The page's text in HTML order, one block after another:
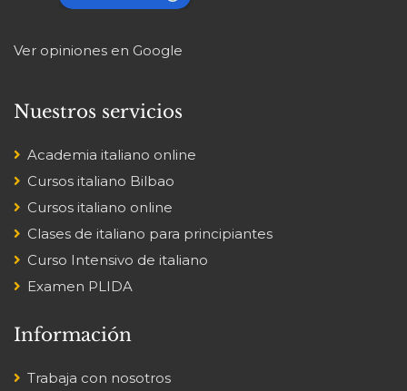
Ver opiniones en Google
Nuestros servicios
Academia italiano online
Cursos italiano Bilbao
Cursos italiano online
Clases de italiano para principiantes
Curso Intensivo de italiano
Examen PLIDA
Información
Trabaja con nosotros